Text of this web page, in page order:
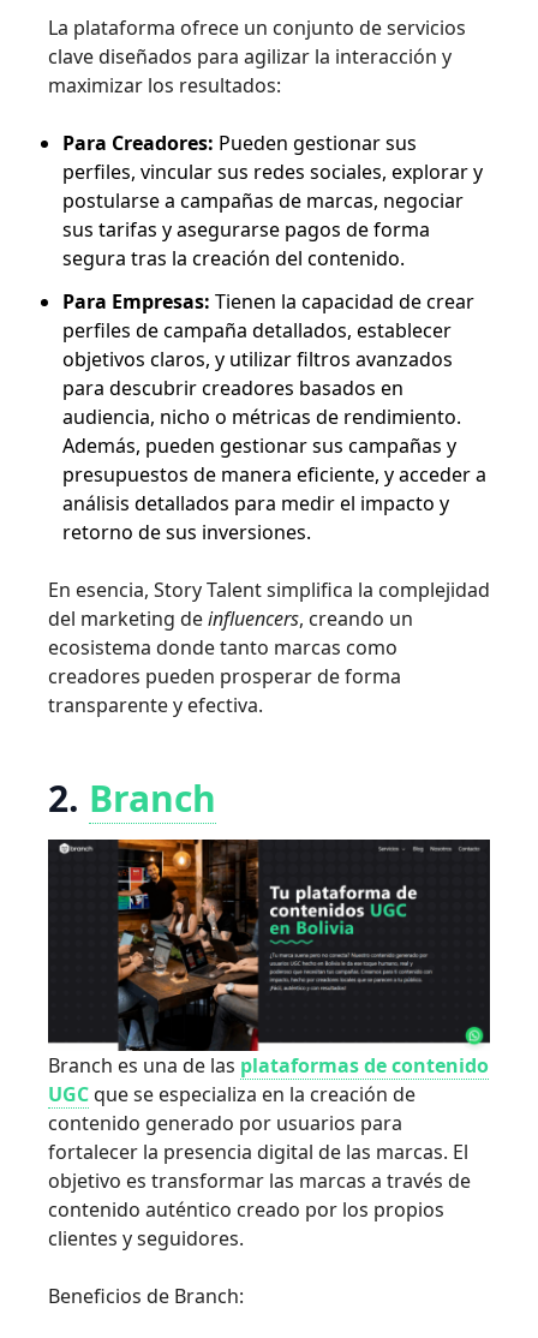
La plataforma ofrece un conjunto de servicios
clave diseñados para agilizar la interacción y
maximizar los resultados:
Para Creadores: Pueden gestionar sus
perfiles, vincular sus redes sociales, explorar y
postularse a campañas de marcas, negociar
sus tarifas y asegurarse pagos de forma
segura tras la creación del contenido.
Para Empresas: Tienen la capacidad de crear
perfiles de campaña detallados, establecer
objetivos claros, y utilizar filtros avanzados
para descubrir creadores basados en
audiencia, nicho o métricas de rendimiento.
Además, pueden gestionar sus campañas y
presupuestos de manera eficiente, y acceder a
análisis detallados para medir el impacto y
retorno de sus inversiones.
En esencia, Story Talent simplifica la complejidad
del marketing deinfluencers, creando un
ecosistema donde tanto marcas como
creadores pueden prosperar de forma
transparente y efectiva.
2. Branch
Branch es una de las plataformas de contenido
UGCque se especializa en la creación de
contenido generado por usuarios para
fortalecer la presencia digital de las marcas. El
objetivo es transformar las marcas a través de
contenido auténtico creado por los propios
clientes y seguidores.
Beneficios de Branch: